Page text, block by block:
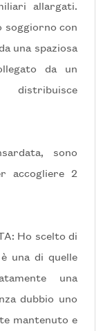
allargati.
soggiorno con
una spaziosa
da un
sono
accogliere 2
Ho scelto di
una di quelle
una
dubbio uno
mantenuto e